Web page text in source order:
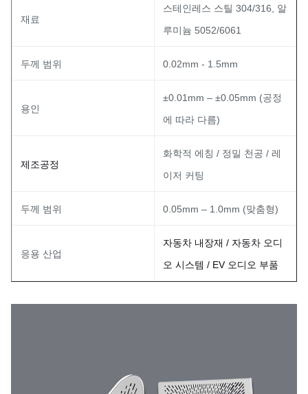
재료
스테인레스 스틸 304/316, 알
루미늄 5052/6061
두께 범위 0.02mm - 1.5mm
용인
±0.01mm – ±0.05mm (공정
에 따라 다름)
제조공정
화학적 에칭 / 정밀 천공 / 레
이저 커팅
두께 범위 0.05mm – 1.0mm (맞춤형)
응용 산업
자동차 내장재 / 자동차 오디
오 시스템 / EV 오디오 부품